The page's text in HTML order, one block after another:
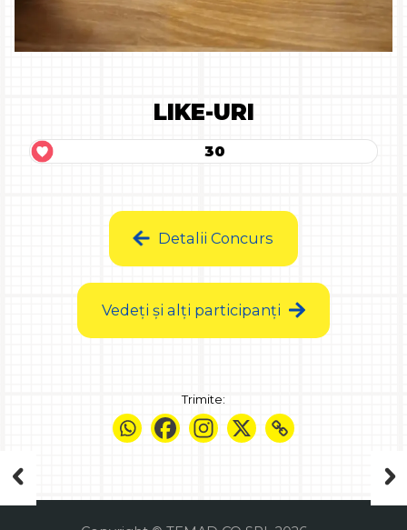
LIKE-URI
30
Detalii Concurs
Vedeți și alți participanți
Trimite: